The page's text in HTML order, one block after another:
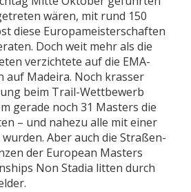
wären, mit rund 150
diese Europameisterschaften
Doch weit mehr als die
verzichtete auf die EMA-
auf Madeira. Noch krasser
beim Trail-Wettbewerb
gerade noch 31 Masters die
– und nahezu alle mit einer
Aber auch die Straßen-
der European Masters
Non Stadia litten durch